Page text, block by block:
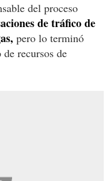
del proceso
de tráfico de
pero lo terminó
recursos de